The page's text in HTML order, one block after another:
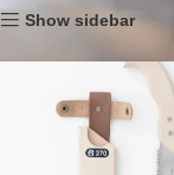
Show sidebar